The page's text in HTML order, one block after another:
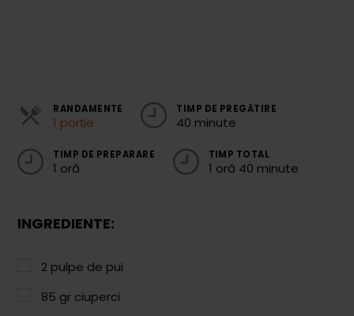
Torturi
Conserve
Garnituri
Pâine
RANDAMENTE
1 porție
TIMP DE PREGĂTIRE
40 minute
TIMP DE PREPARARE
1 oră
TIMP TOTAL
1 oră 40 minute
INGREDIENTE:
2 pulpe de pui
85 gr ciuperci